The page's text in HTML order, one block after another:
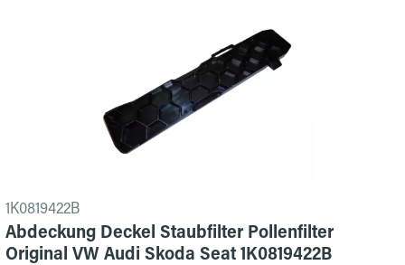
1K0819422B
Abdeckung Deckel Staubfilter Pollenfilter
Original VW Audi Skoda Seat 1K0819422B